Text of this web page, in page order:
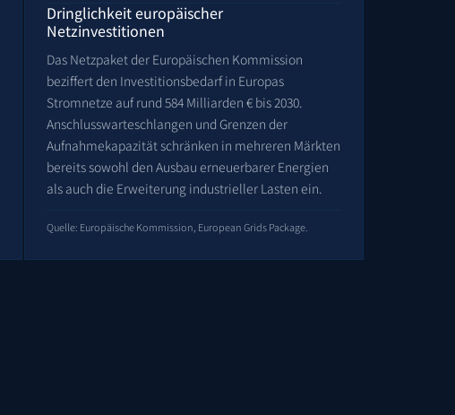
Dringlichkeit europäischer
Netzinvestitionen
Das Netzpaket der Europäischen Kommission
beziffert den Investitionsbedarf in Europas
Stromnetze auf rund 584 Milliarden € bis 2030.
Anschlusswarteschlangen und Grenzen der
Aufnahmekapazität schränken in mehreren Märkten
bereits sowohl den Ausbau erneuerbarer Energien
als auch die Erweiterung industrieller Lasten ein.
Quelle: Europäische Kommission, European Grids Package.